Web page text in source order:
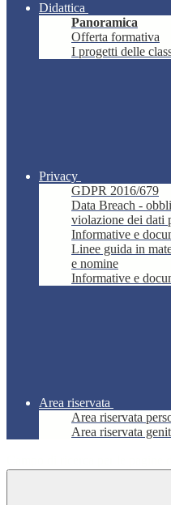
Didattica
Panoramica
Offerta formativa
I progetti delle
Privacy
GDPR 2016/679
Data Breach -
violazione dei dati
Informative e
Linee guida in
e nomine
Informative e
Area riservata
Area riservata
Area riservata